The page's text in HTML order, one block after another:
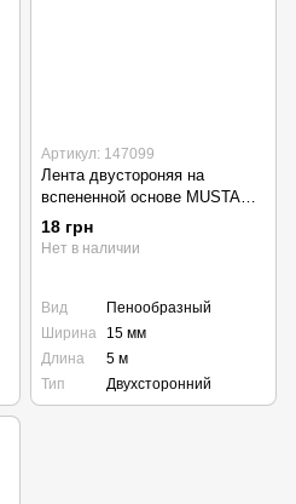
Артикул: 147099
Лента двустороняя на
вспененной основе MUSTANG
STANDART 15мм*5м
18 грн
Нет в наличии
Вид
Пенообразный
Ширина
15 мм
Длина
5 м
Тип
Двухсторонний